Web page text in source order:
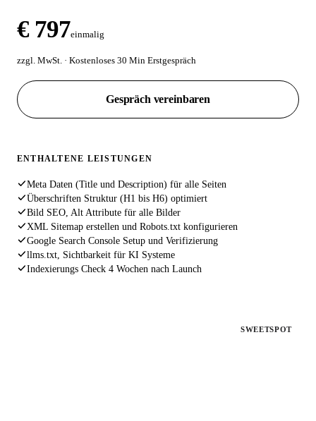
€ 797einmalig
zzgl. MwSt. · Kostenloses 30 Min Erstgespräch
Gespräch vereinbaren
ENTHALTENE LEISTUNGEN
Meta Daten (Title und Description) für alle Seiten
Überschriften Struktur (H1 bis H6) optimiert
Bild SEO, Alt Attribute für alle Bilder
XML Sitemap erstellen und Robots.txt konfigurieren
Google Search Console Setup und Verifizierung
llms.txt, Sichtbarkeit für KI Systeme
Indexierungs Check 4 Wochen nach Launch
SWEETSPOT